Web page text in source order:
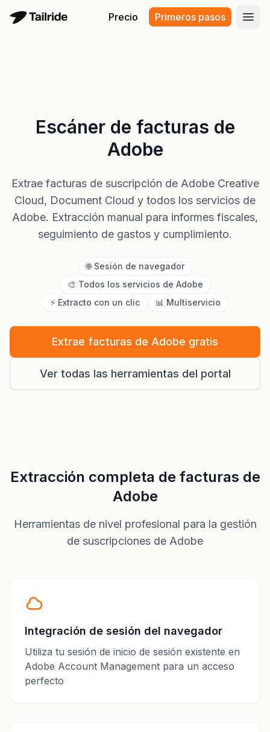
Precio Primeros pasos
Escáner de facturas de
Adobe
Extrae facturas de suscripción de Adobe Creative
Cloud, Document Cloud y todos los servicios de
Adobe. Extracción manual para informes fiscales,
seguimiento de gastos y cumplimiento.
🌐 Sesión de navegador
🎨 Todos los servicios de Adobe
⚡ Extracto con un clic
📊 Multiservicio
Extrae facturas de Adobe gratis
Ver todas las herramientas del portal
Extracción completa de facturas de
Adobe
Herramientas de nivel profesional para la gestión
de suscripciones de Adobe
Integración de sesión del navegador
Utiliza tu sesión de inicio de sesión existente en
Adobe Account Management para un acceso
perfecto